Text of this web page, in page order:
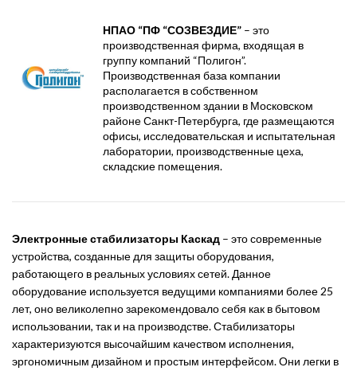
НПАО “ПФ “СОЗВЕЗДИЕ” – это
производственная фирма, входящая в
группу компаний “Полигон”.
Производственная база компании
располагается в собственном
производственном здании в Московском
районе Санкт-Петербурга, где размещаются
офисы, исследовательская и испытательная
лаборатории, производственные цеха,
складские помещения.
Электронные стабилизаторы Каскад – это современные
устройства, созданные для защиты оборудования,
работающего в реальных условиях сетей. Данное
оборудование используется ведущими компаниями более 25
лет, оно великолепно зарекомендовало себя как в бытовом
использовании, так и на производстве. Стабилизаторы
характеризуются высочайшим качеством исполнения,
эргономичным дизайном и простым интерфейсом. Они легки в